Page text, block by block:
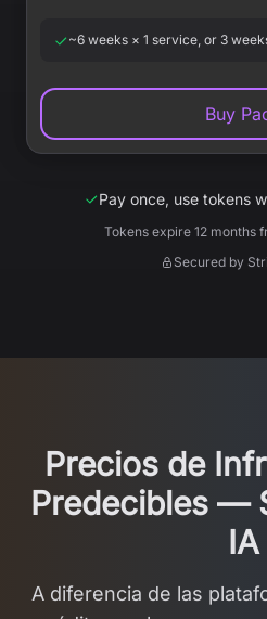
~6 weeks × 1 service, or 3
Buy
Pay once, use tokens
Tokens expire 12 months
Secured by
Precios de
Predecibles —
IA
A diferencia de las